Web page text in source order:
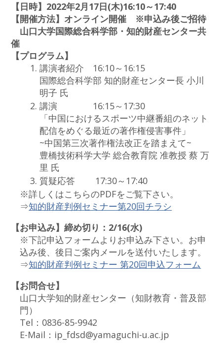
【日時】2022年2月17日(木)16:10～17:40
【開催方法】オンライン開催 ※申込み後ご招待
山口大学国際総合科学部・知的財産センター共
催
【プログラム】
講演者紹介 16:10～16:15
国際総合科学部 知的財産センター長 小川
明子 氏
講演 16:15～17:30
「中国におけるスポーツ中継番組のネット
配信をめぐる最近の著作権侵害事件」
~中国第三次著作権法改正を踏まえて~
豊橋技術科学大学 総合教育院 准教授 蔡 万
里 氏
質疑応答 17:30～17:40
※詳しくはこちらのPDFをご覧下さい。
⇒知的財産判例セミナー第20回チラシ
【お申込み】締め切り：2/16(水)
※下記申込フォームよりお申込み下さい。お申
込み後、後日ご案内メールを送付いたします。
⇒知的財産判例セミナー 第20回申込フォーム
【お問合せ】
山口大学知的財産センター（知財教育・普及部
門）
Tel：0836-85-9942
E-Mail：ip_fdsd@yamaguchi-u.ac.jp